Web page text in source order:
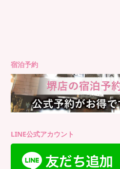
宿泊予約
LINE公式アカウント